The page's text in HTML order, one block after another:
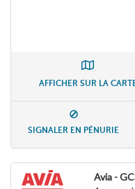
AFFICHER SUR LA
SIGNALER EN PÉNURIE
Avia -